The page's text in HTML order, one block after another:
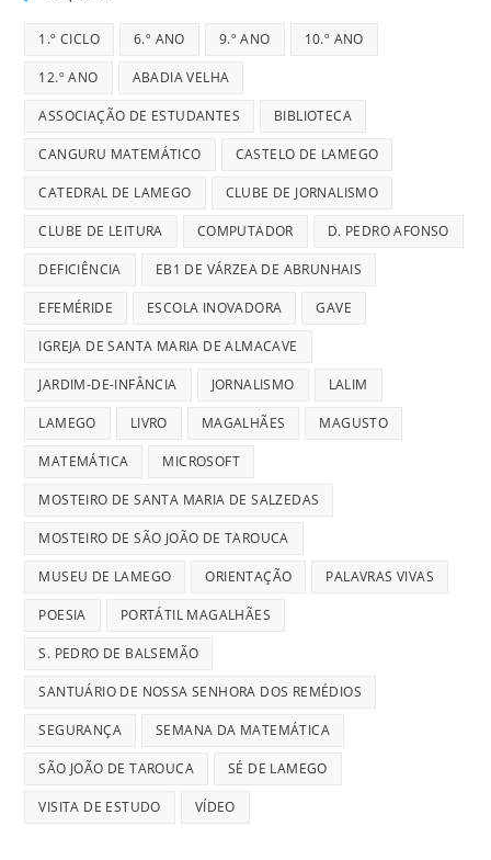
1.º CICLO 6.º ANO 9.º ANO 10.º ANO
12.º ANO ABADIA VELHA
ASSOCIAÇÃO DE ESTUDANTES BIBLIOTECA
CANGURU MATEMÁTICO CASTELO DE LAMEGO
CATEDRAL DE LAMEGO CLUBE DE JORNALISMO
CLUBE DE LEITURA COMPUTADOR D. PEDRO AFONSO
DEFICIÊNCIA EB1 DE VÁRZEA DE ABRUNHAIS
EFEMÉRIDE ESCOLA INOVADORA GAVE
IGREJA DE SANTA MARIA DE ALMACAVE
JARDIM-DE-INFÂNCIA JORNALISMO LALIM
LAMEGO LIVRO MAGALHÃES MAGUSTO
MATEMÁTICA MICROSOFT
MOSTEIRO DE SANTA MARIA DE SALZEDAS
MOSTEIRO DE SÃO JOÃO DE TAROUCA
MUSEU DE LAMEGO ORIENTAÇÃO PALAVRAS VIVAS
POESIA PORTÁTIL MAGALHÃES
S. PEDRO DE BALSEMÃO
SANTUÁRIO DE NOSSA SENHORA DOS REMÉDIOS
SEGURANÇA SEMANA DA MATEMÁTICA
SÃO JOÃO DE TAROUCA SÉ DE LAMEGO
VISITA DE ESTUDO VÍDEO